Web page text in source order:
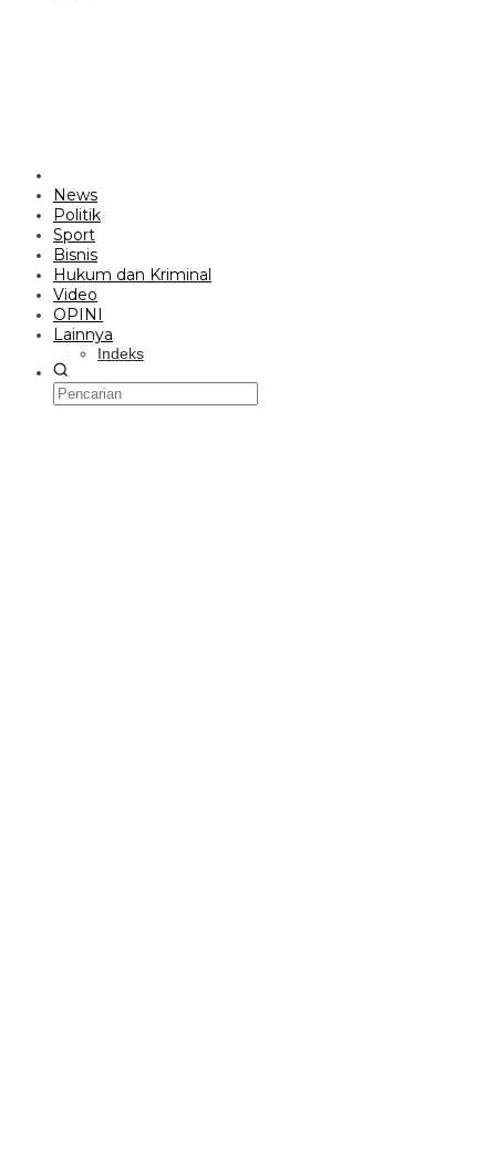
News
Politik
Sport
Bisnis
Hukum dan Kriminal
Video
OPINI
Lainnya
Indeks